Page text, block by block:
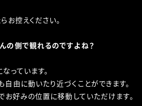
お控えください。
の側で観れるのですよね？
っています。
由に動いたり近づくことができます。
好みの位置に移動していただけます。